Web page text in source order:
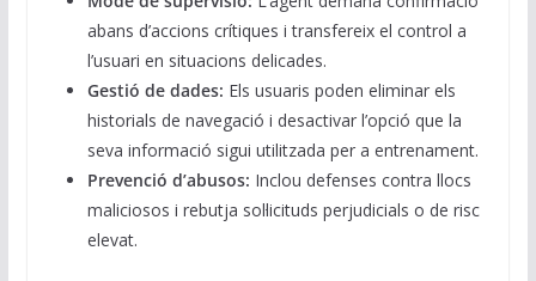
abans d’accions crítiques i transfereix el control a
l’usuari en situacions delicades.
Gestió de dades: Els usuaris poden eliminar els
historials de navegació i desactivar l’opció que la
seva informació sigui utilitzada per a entrenament.
Prevenció d’abusos: Inclou defenses contra llocs
maliciosos i rebutja sol·licituds perjudicials o de risc
elevat.